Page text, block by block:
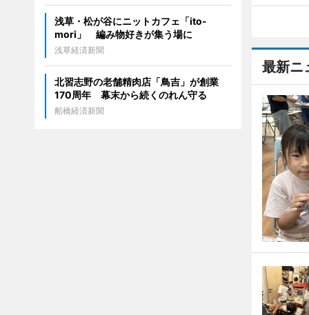
最新ニ
浅草・松が谷にニットカフェ「ito-
mori」 編み物好きが集う場に
浅草経済新聞
北習志野の老舗精肉店「鳥吉」が創業
170周年 幕末から続くのれん守る
船橋経済新聞